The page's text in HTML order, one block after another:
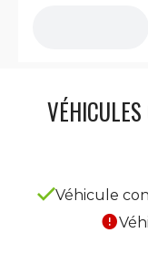
Véhicule